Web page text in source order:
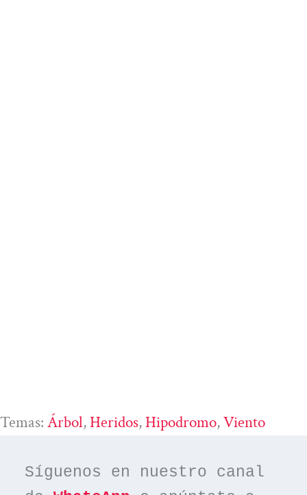
Temas: Árbol, Heridos, Hipodromo, Viento
Síguenos en nuestro canal